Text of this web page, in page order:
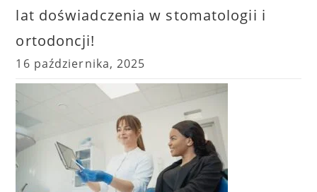
lat doświadczenia w stomatologii i
ortodoncji!
16 października, 2025